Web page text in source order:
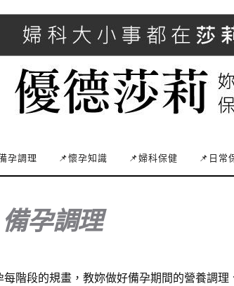
孕調理 📌懷孕知識 📌婦科保健 📌日常
備孕調理
階段的規畫，教妳做好備孕期間的營養調理